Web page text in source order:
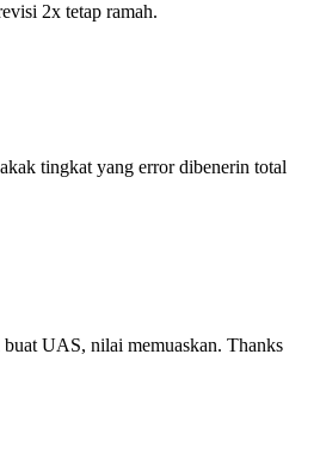
2x tetap ramah.
tingkat yang error dibenerin total
buat UAS, nilai memuaskan. Thanks